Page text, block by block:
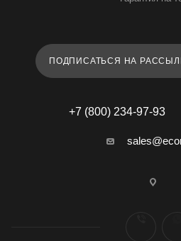
ПОДПИСАТЬСЯ НА
+7 (800) 234-97-93